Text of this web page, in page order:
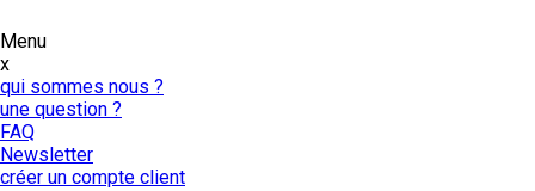
Menu
x
qui sommes nous ?
une question ?
FAQ
Newsletter
créer un compte client